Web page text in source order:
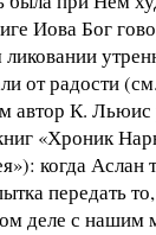
Иова Бог
от радости
автор К. Льюис
«Хроник
когда Аслан
передать
деле с нашим